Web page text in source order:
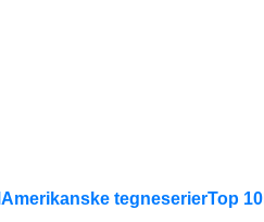
Amerikanske tegneserierTop 10